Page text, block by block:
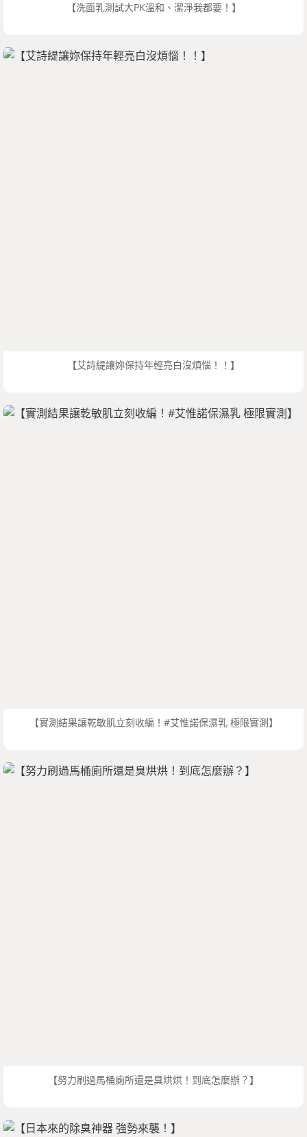
【洗面乳測試大PK溫和、潔淨我都要！】
【艾詩緹讓妳保持年輕亮白沒煩惱！！】
【實測結果讓乾敏肌立刻收編！#艾惟諾保濕乳 極限實測】
【努力刷過馬桶廁所還是臭烘烘！到底怎麼辦？】